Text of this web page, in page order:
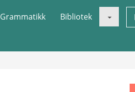
Grammatikk Bibliotek